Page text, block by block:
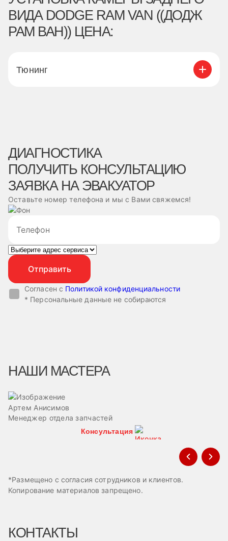
ВИДА DODGE RAM VAN ((ДОДЖ
РАМ ВАН)) ЦЕНА:
Тюнинг
ДИАГНОСТИКА
ПОЛУЧИТЬ КОНСУЛЬТАЦИЮ
ЗАЯВКА НА ЭВАКУАТОР
Оставьте номер телефона и мы с Вами свяжемся!
Согласен с Политикой конфиденциальности
* Персональные данные не собираются
НАШИ МАСТЕРА
Артем Анисимов
Менеджер отдела запчастей
Консультация
*Размещено с согласия сотрудников и клиентов.
Копирование материалов запрещено.
КОНТАКТЫ